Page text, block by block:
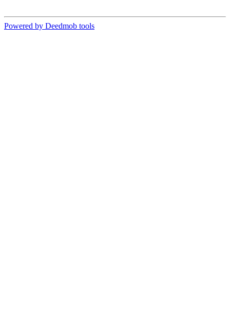
Powered by Deedmob tools